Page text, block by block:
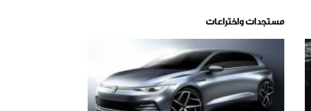
مستجدات واختراعات